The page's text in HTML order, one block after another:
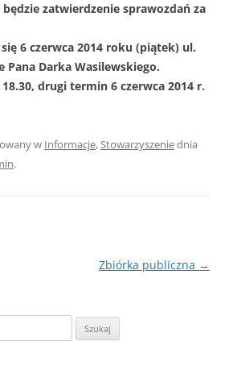
zatwierdzenie sprawozdań za
6 czerwca 2014 roku (piątek) ul.
Pana Darka Wasilewskiego.
drugi termin 6 czerwca 2014 r.
w Informacje,Stowarzyszeniednia
.
Zbiórka publiczna →